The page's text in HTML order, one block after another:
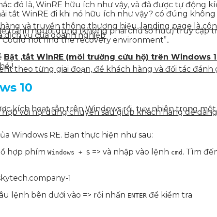
và truyền thông thương hiệu, landing page là
dịch vụ của doanh nghiệp
theo từng giai đoạn, để khách hàng và đối tác
hợp với nội dung chuyên sâu giúp khách hàng dễ
đó là, WinRE hữu ích như vậy, và đã được tự động
tắt WinRE đi khi nó hữu ích như vậy? có đúng không
tránh người dùng (không phải chủ sở hữu) truy cập
not find the recovery environment”..
Bật ,tắt WinRE (môi trường cứu hộ) trên Windows
!
10
kích hoạt sẵn trên Windows rồi, tuy nhiên trong
Windows RE. Bạn thực hiện như sau:
hợp phím Windows + S => và nhập vào lệnh cmd . Tìm
lệnh bên dưới vào => rồi nhấn ENTER để kiểm tra